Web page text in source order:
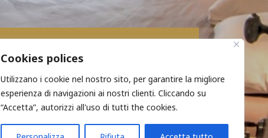
Cookies polices
Utilizzano i cookie nel nostro sito, per garantire la migliore
esperienza di navigazioni ai nostri clienti. Cliccando su
“Accetta”, autorizzi all'uso di tutti the cookies.
Scrivici a:
affittacamerestazione@gmail.com